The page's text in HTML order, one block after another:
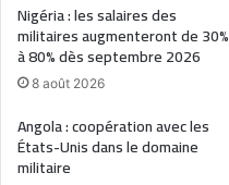
Nigéria : les salaires des
militaires augmenteront de 30%
à 80% dès septembre 2026
8 août 2026
Angola : coopération avec les
États-Unis dans le domaine
militaire